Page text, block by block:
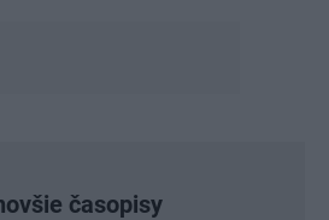
časopisy